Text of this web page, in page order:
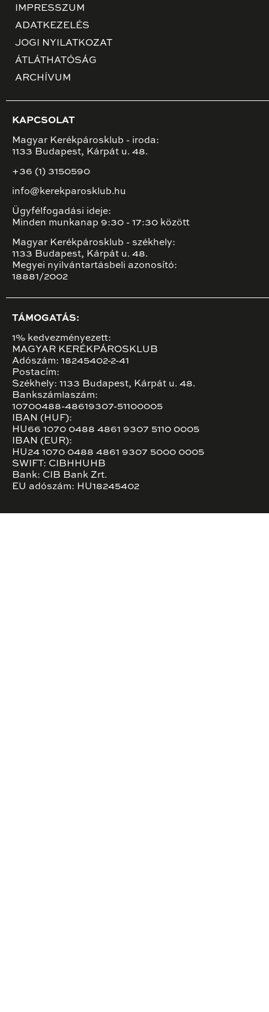
IMPRESSZUM
ADATKEZELÉS
JOGI NYILATKOZAT
ÁTLÁTHATÓSÁG
ARCHÍVUM
KAPCSOLAT
Magyar Kerékpárosklub - iroda:
1133 Budapest, Kárpát u. 48.
+36 (1) 3150590
info@kerekparosklub.hu
Ügyfélfogadási ideje:
Minden munkanap 9:30 - 17:30 között
Magyar Kerékpárosklub - székhely:
1133 Budapest, Kárpát u. 48.
Megyei nyilvántartásbeli azonosító:
18881/2002
TÁMOGATÁS:
1% kedvezményezett:
MAGYAR KERÉKPÁROSKLUB
Adószám: 18245402-2-41
Postacím:
Székhely: 1133 Budapest, Kárpát u. 48.
Bankszámlaszám:
10700488-48619307-51100005
IBAN (HUF):
HU66 1070 0488 4861 9307 5110 0005
IBAN (EUR):
HU24 1070 0488 4861 9307 5000 0005
SWIFT: CIBHHUHB
Bank: CIB Bank Zrt.
EU adószám: HU18245402